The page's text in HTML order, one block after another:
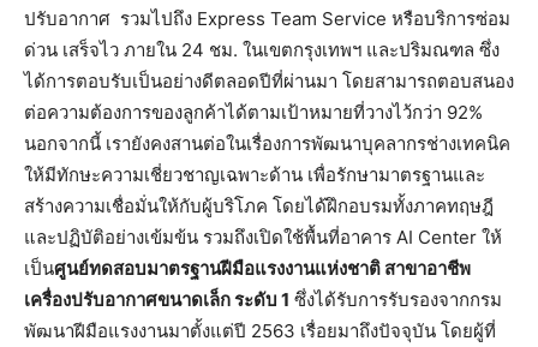
ปรับอากาศ รวมไปถึง Express Team Service หรือบริการซ่อม
ด่วน เสร็จไว ภายใน 24 ชม. ในเขตกรุงเทพฯ และปริมณฑล ซึ่ง
ได้การตอบรับเป็นอย่างดีตลอดปีที่ผ่านมา โดยสามารถตอบสนอง
ต่อความต้องการของลูกค้าได้ตามเป้าหมายที่วางไว้กว่า 92%
นอกจากนี้ เรายังคงสานต่อในเรื่องการพัฒนาบุคลากรช่างเทคนิค
ให้มีทักษะความเชี่ยวชาญเฉพาะด้าน เพื่อรักษามาตรฐานและ
สร้างความเชื่อมั่นให้กับผู้บริโภค โดยได้ฝึกอบรมทั้งภาคทฤษฎี
และปฏิบัติอย่างเข้มข้น รวมถึงเปิดใช้พื้นที่อาคาร AI Center ให้
เป็นศูนย์ทดสอบมาตรฐานฝีมือแรงงานแห่งชาติ สาขาอาชีพ
เครื่องปรับอากาศขนาดเล็ก ระดับ 1 ซึ่งได้รับการรับรองจากกรม
พัฒนาฝีมือแรงงานมาตั้งแต่ปี 2563 เรื่อยมาถึงปัจจุบัน โดยผู้ที่